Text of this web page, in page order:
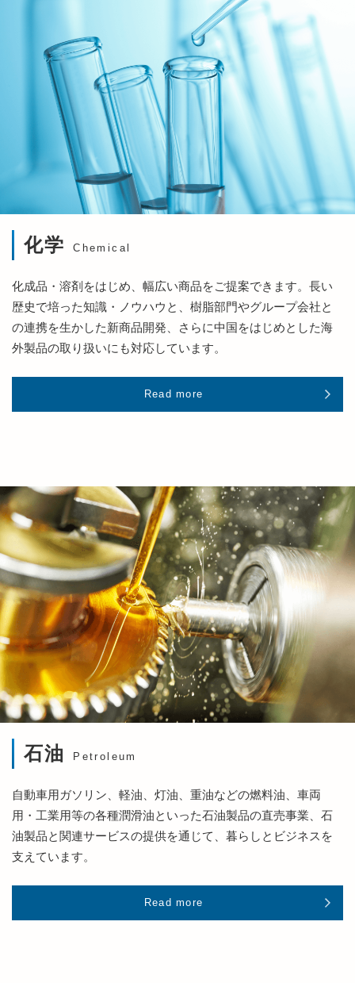
化学Chemical
化成品・溶剤をはじめ、幅広い商品をご提案できます。長い
歴史で培った知識・ノウハウと、樹脂部門やグループ会社と
の連携を生かした新商品開発、さらに中国をはじめとした海
外製品の取り扱いにも対応しています。
Read more
石油 Petroleum
自動車用ガソリン、軽油、灯油、重油などの燃料油、車両
用・工業用等の各種潤滑油といった石油製品の直売事業、石
油製品と関連サービスの提供を通じて、暮らしとビジネスを
支えています。
Read more